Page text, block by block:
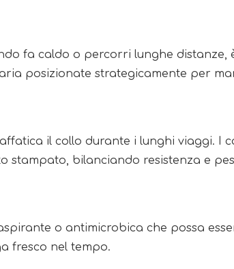
fa caldo o percorri lunghe
posizionate strategicamente per
il collo durante i lunghi viaggi. I
stampato, bilanciando resistenza e
o antimicrobica che possa
fresco nel tempo.